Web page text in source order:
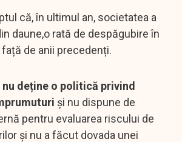
că, în ultimul an, societatea a
daune,o rată de despăgubire în
de anii precedenți.
nu deține o politică privind
și nu dispune de
pentru evaluarea riscului de
și nu a făcut dovada unei